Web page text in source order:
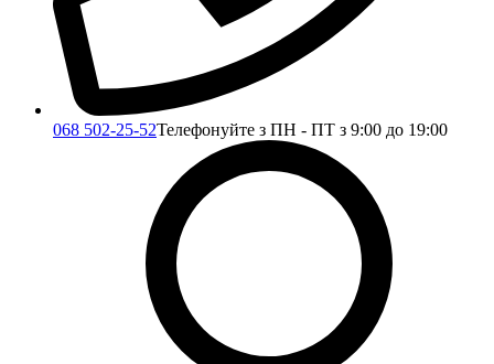
068 502-25-52Телефонуйте з ПН - ПТ з 9:00 до 19:00